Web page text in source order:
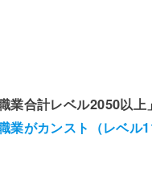
業合計レベル2050以上」
業がカンスト（レベル